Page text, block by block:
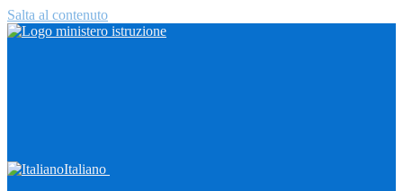
Salta al contenuto
Italiano